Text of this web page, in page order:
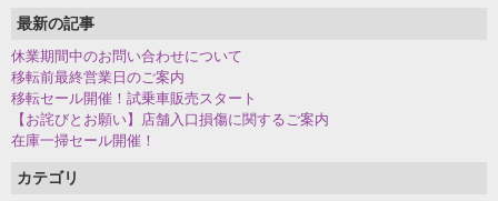
最新の記事
休業期間中のお問い合わせについて
移転前最終営業日のご案内
移転セール開催！試乗車販売スタート
【お詫びとお願い】店舗入口損傷に関するご案内
在庫一掃セール開催！
カテゴリ